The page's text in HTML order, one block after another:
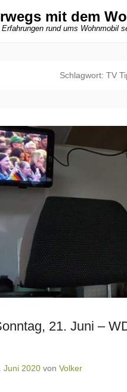
mit dem
rund ums Wohnmobil
Schlagwort: TV
21. Juni –
Juni 2020 von Volker